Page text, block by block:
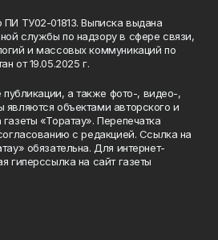
ПИ ТУ02-01813. Выписка выдана
службы по надзору в сфере связи,
и массовых коммуникаций по
от 19.05.2025 г.
публикации, а также фото-, видео-,
являются объектами авторского и
«Торатау». Перепечатка
с редакцией. Ссылка на
обязательна. Для интернет-
гиперссылка на сайт газеты